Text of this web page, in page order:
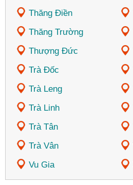
Thăng Điền
Thăng Trường
Thượng Đức
Trà Đốc
Trà Leng
Trà Linh
Trà Tân
Trà Vân
Vu Gia